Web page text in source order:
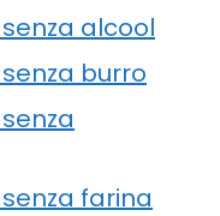
alcool
burro
farina